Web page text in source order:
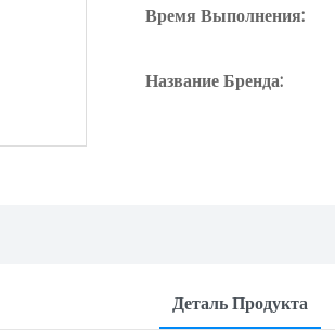
Время Выполнения:
Название Бренда:
Деталь Продукта